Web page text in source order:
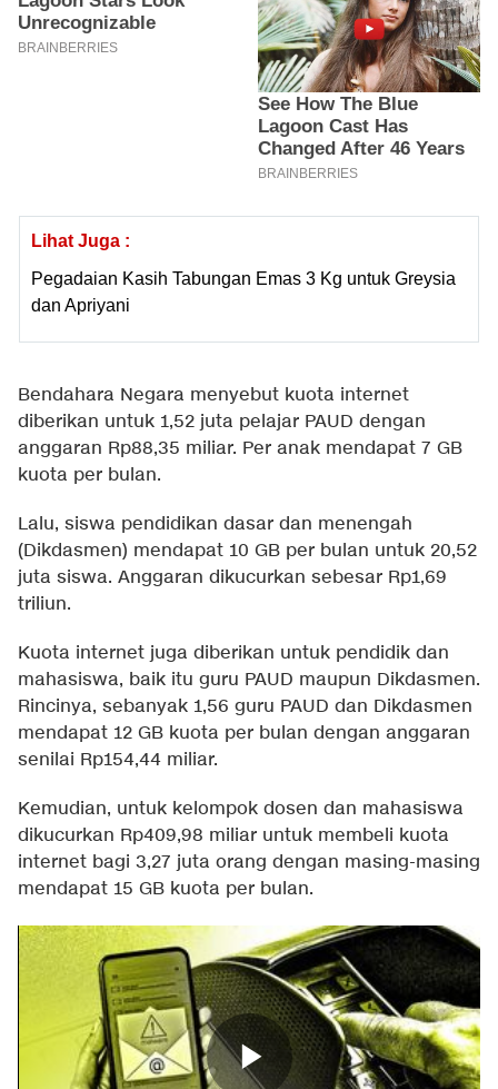
Lihat Juga :
Pegadaian Kasih Tabungan Emas 3 Kg untuk Greysia
dan Apriyani
Bendahara Negara menyebut kuota internet
diberikan untuk 1,52 juta pelajar PAUD dengan
anggaran Rp88,35 miliar. Per anak mendapat 7 GB
kuota per bulan.
Lalu, siswa pendidikan dasar dan menengah
(Dikdasmen) mendapat 10 GB per bulan untuk 20,52
juta siswa. Anggaran dikucurkan sebesar Rp1,69
triliun.
Kuota internet juga diberikan untuk pendidik dan
mahasiswa, baik itu guru PAUD maupun Dikdasmen.
Rincinya, sebanyak 1,56 guru PAUD dan Dikdasmen
mendapat 12 GB kuota per bulan dengan anggaran
senilai Rp154,44 miliar.
Kemudian, untuk kelompok dosen dan mahasiswa
dikucurkan Rp409,98 miliar untuk membeli kuota
internet bagi 3,27 juta orang dengan masing-masing
mendapat 15 GB kuota per bulan.